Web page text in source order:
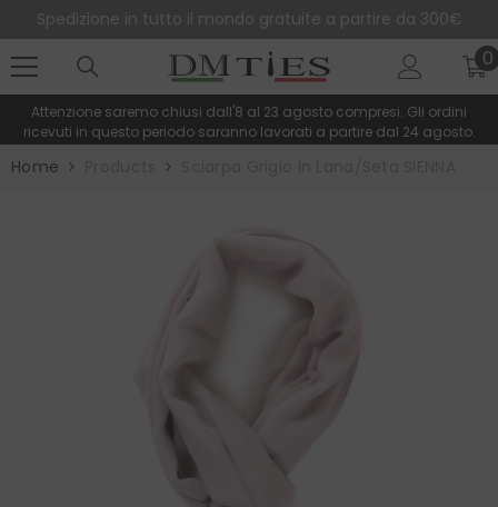
Spedizione in tutto il mondo gratuite a partire da 300€
00
Attenzione saremo chiusi dall'8 al 23 agosto compresi. Gli ordini
ricevuti in questo periodo saranno lavorati a partire dal 24 agosto.
Home